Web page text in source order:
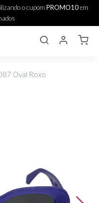
o cupom PROMO10em
Oval Roxo